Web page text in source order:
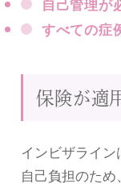
すべての症
保険が適
インビザライ
自己負担のた